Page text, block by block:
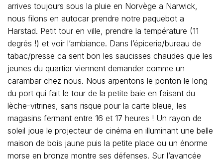
arrives toujours sous la pluie en Norvège a Narwick,
nous filons en autocar prendre notre paquebot a
Harstad. Petit tour en ville, prendre la température (11
degrés !) et voir l’ambiance. Dans l’épicerie/bureau de
tabac/presse ca sent bon les saucisses chaudes que les
jeunes du quartier viennent demander comme un
carambar chez nous. Nous arpentons le ponton le long
du port qui fait le tour de la petite baie en faisant du
lèche-vitrines, sans risque pour la carte bleue, les
magasins fermant entre 16 et 17 heures ! Un rayon de
soleil joue le projecteur de cinéma en illuminant une belle
maison de bois jaune puis la petite place ou un énorme
morse en bronze montre ses défenses. Sur l’avancée